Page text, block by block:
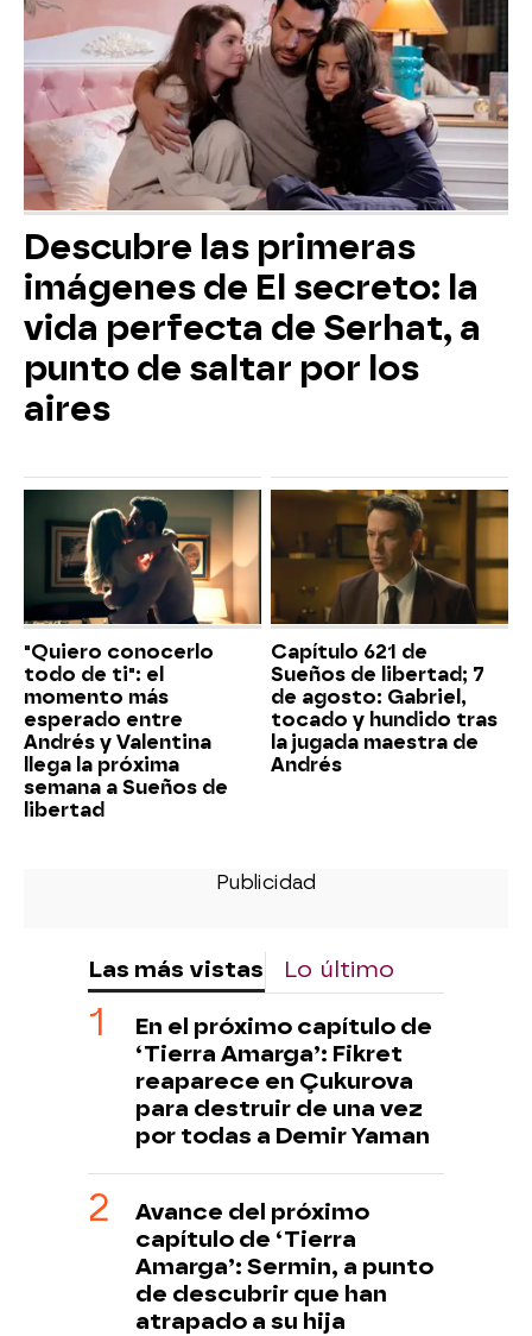
Descubre las primeras
imágenes de El secreto: la
vida perfecta de Serhat, a
punto de saltar por los
aires
"Quiero conocerlo
todo de ti": el
momento más
esperado entre
Andrés y Valentina
llega la próxima
semana a Sueños de
libertad
Capítulo 621 de
Sueños de libertad; 7
de agosto: Gabriel,
tocado y hundido tras
la jugada maestra de
Andrés
Las más vistas Lo último
En el próximo capítulo de
‘Tierra Amarga’: Fikret
reaparece en Çukurova
para destruir de una vez
por todas a Demir Yaman
Avance del próximo
capítulo de ‘Tierra
Amarga’: Sermin, a punto
de descubrir que han
atrapado a su hija